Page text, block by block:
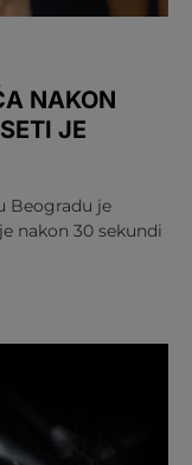
NAKON
JE
Beogradu je
nakon 30 sekundi